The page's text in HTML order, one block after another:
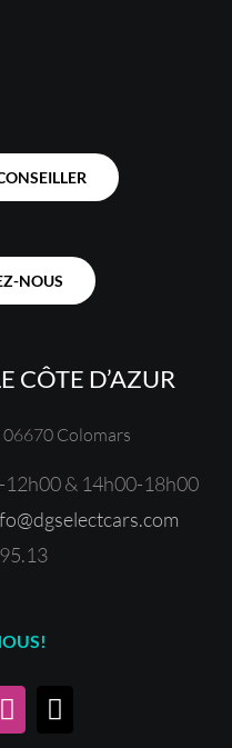
NOUS
CÔTE D’AZUR
Colomars
12h00 & 14h00-18h00